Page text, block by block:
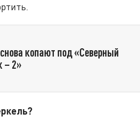
копают под «Северный
– 2»